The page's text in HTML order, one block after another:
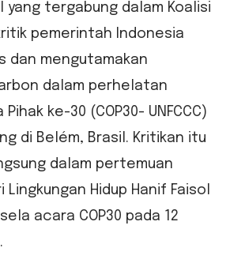
yang tergabung dalam Koalisi
pemerintah Indonesia
dan mengutamakan
dalam perhelatan
ke-30 (COP30- UNFCCC)
di Belém, Brasil. Kritikan itu
dalam pertemuan
Hidup Hanif Faisol
acara COP30 pada 12